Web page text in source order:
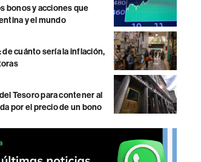
bonos y acciones que
y el mundo
cuánto sería la inflación,
Tesoro para contener al
por el precio de un bono